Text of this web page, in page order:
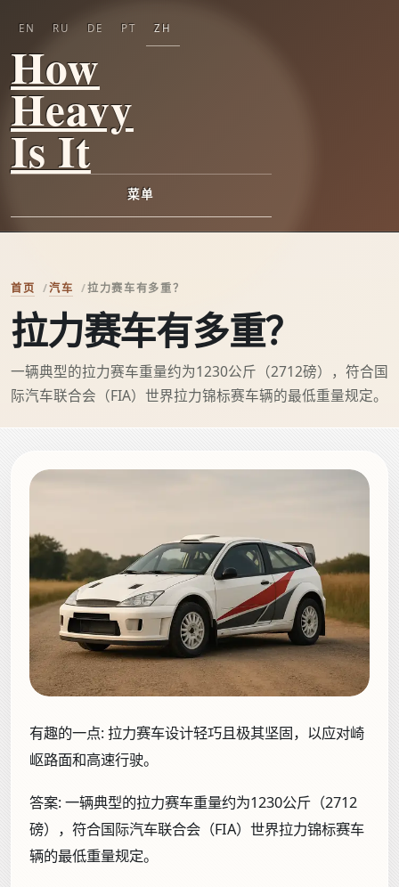
How
Heavy
Is It
菜单
EN RU DE PT ZH
首页 汽车 拉力赛车有多重？
拉力赛车有多重？
一辆典型的拉力赛车重量约为1230公斤（2712磅），符合国
际汽车联合会（FIA）世界拉力锦标赛车辆的最低重量规定。
有趣的一点:拉力赛车设计轻巧且极其坚固，以应对崎
岖路面和高速行驶。
答案:一辆典型的拉力赛车重量约为1230公斤（2712
磅），符合国际汽车联合会（FIA）世界拉力锦标赛车
辆的最低重量规定。